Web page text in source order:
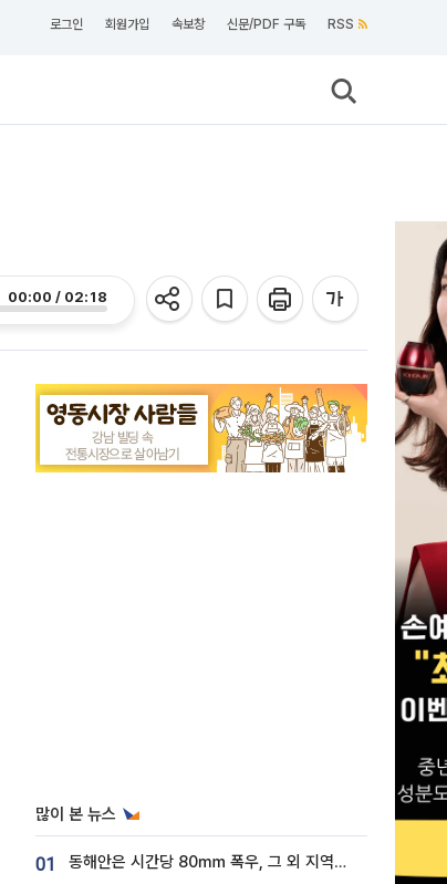
로그인 회원가입 속보창 신문/PDF 구독 RSS
00:00 / 02:18
많이 본 뉴스
01 동해안은 시간당 80㎜ 폭우, 그 외 지역은 폭염…‘극과 극 날씨’